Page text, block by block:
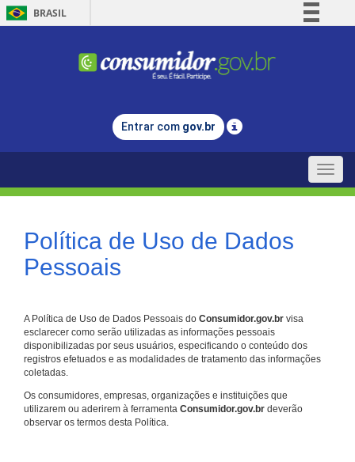
BRASIL
Comunica BR
Legislação
Entrar com gov.br
Toggle
Política de Uso de Dados
Pessoais
A Política de Uso de Dados Pessoais do Consumidor.gov.br visa
esclarecer como serão utilizadas as informações pessoais
disponibilizadas por seus usuários, especificando o conteúdo dos
registros efetuados e as modalidades de tratamento das informações
coletadas.
Os consumidores, empresas, organizações e instituições que
utilizarem ou aderirem à ferramenta Consumidor.gov.br deverão
observar os termos desta Política.